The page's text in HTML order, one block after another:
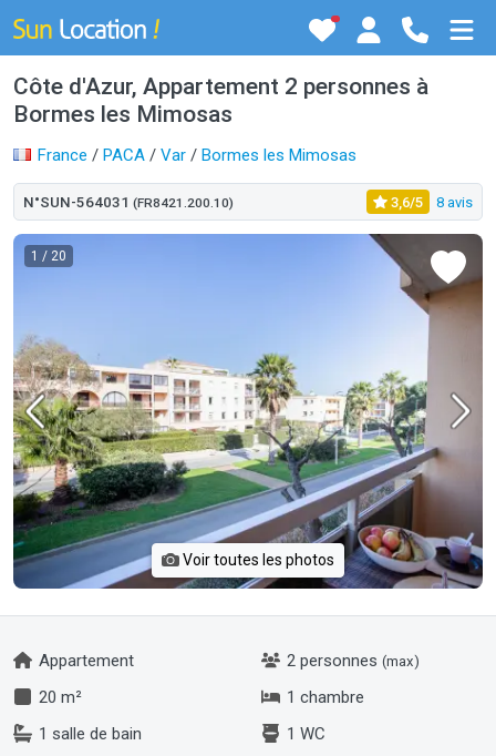
Côte d'Azur, Appartement 2 personnes à
Bormes les Mimosas
France / PACA / Var / Bormes les Mimosas
N°SUN-564031 (FR8421.200.10) 3,6/5 8 avis
1 / 20
Voir toutes les photos
Appartement 2 personnes (max)
20 m²
1 chambre
1 salle de bain
1 WC